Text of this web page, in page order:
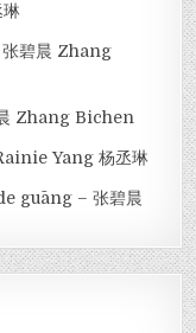
碧晨 Zhang
Zhang Bichen
Yang 杨丞琳
guāng – 张碧晨